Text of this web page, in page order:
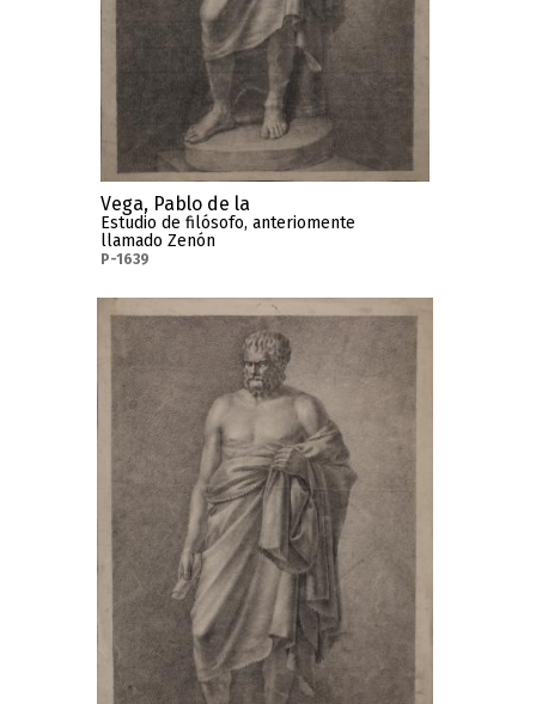
Vega, Pablo de la
Estudio de filósofo, anteriomente
llamado Zenón
P-1639